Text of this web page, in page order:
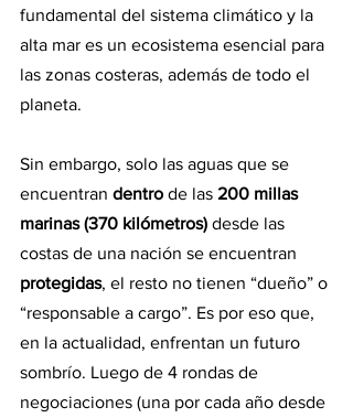
fundamental del sistema climático y la
alta mar es un ecosistema esencial para
las zonas costeras, además de todo el
planeta.
Sin embargo, solo las aguas que se
encuentran dentro de las 200 millas
marinas (370 kilómetros) desde las
costas de una nación se encuentran
protegidas, el resto no tienen “dueño” o
“responsable a cargo”. Es por eso que,
en la actualidad, enfrentan un futuro
sombrío. Luego de 4 rondas de
negociaciones (una por cada año desde